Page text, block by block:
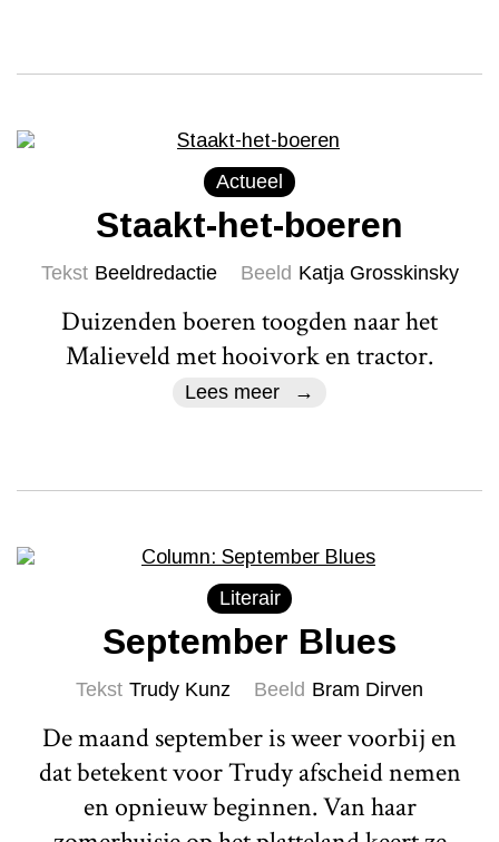
Actueel
Staakt-het-boeren
Tekst Beeldredactie Beeld Katja Grosskinsky
Duizenden boeren toogden naar het
Malieveld met hooivork en tractor.
Lees meer
Literair
September Blues
Tekst Trudy Kunz Beeld Bram Dirven
De maand september is weer voorbij en
dat betekent voor Trudy afscheid nemen
en opnieuw beginnen. Van haar